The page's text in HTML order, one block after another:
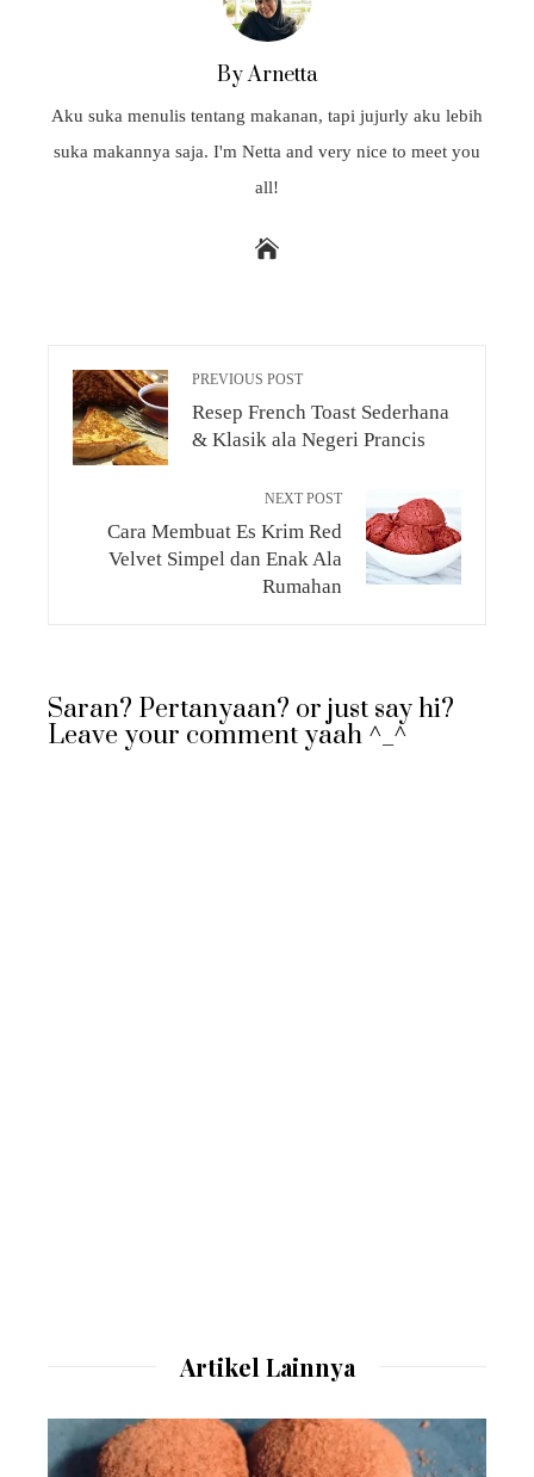
By Arnetta
Aku suka menulis tentang makanan, tapi jujurly aku lebih
suka makannya saja. I'm Netta and very nice to meet you
all!
PREVIOUS POST
Resep French Toast Sederhana
& Klasik ala Negeri Prancis
NEXT POST
Cara Membuat Es Krim Red
Velvet Simpel dan Enak Ala
Rumahan
Saran? Pertanyaan? or just say hi?
Leave your comment yaah ^_^
Artikel Lainnya